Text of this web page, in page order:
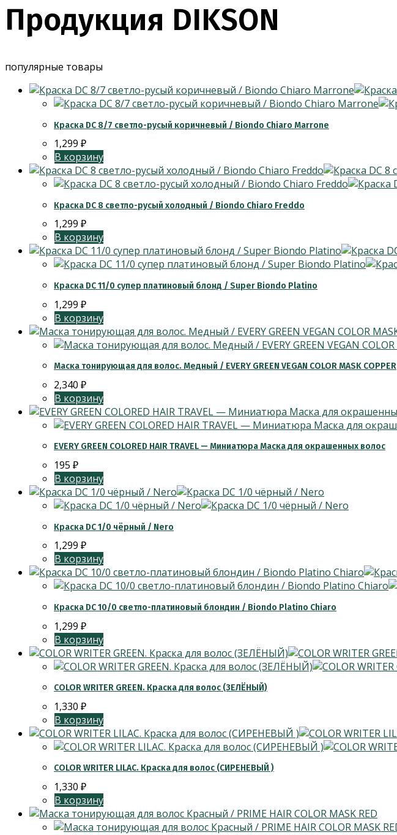
Продукция DIKSON
популярные товары
Краска DC 8/7 светло-русый коричневый / Biondo Chiaro Marrone
1,299 ₽
В корзину
Краска DC 8 светло-русый холодный / Biondo Chiaro Freddo
1,299 ₽
В корзину
Краска DC 11/0 супер платиновый блонд / Super Biondo Platino
1,299 ₽
В корзину
Маска тонирующая для волос. Медный / EVERY GREEN VEGAN COLOR MASK COPPER
2,340 ₽
В корзину
EVERY GREEN COLORED HAIR TRAVEL — Миниатюра Маска для окрашенных волос
195 ₽
В корзину
Краска DC 1/0 чёрный / Nero
1,299 ₽
В корзину
Краска DC 10/0 светло-платиновый блондин / Biondo Platino Chiaro
1,299 ₽
В корзину
COLOR WRITER GREEN. Краска для волос (ЗЕЛЁНЫЙ)
1,330 ₽
В корзину
COLOR WRITER LILAC. Краска для волос (СИРЕНЕВЫЙ )
1,330 ₽
В корзину